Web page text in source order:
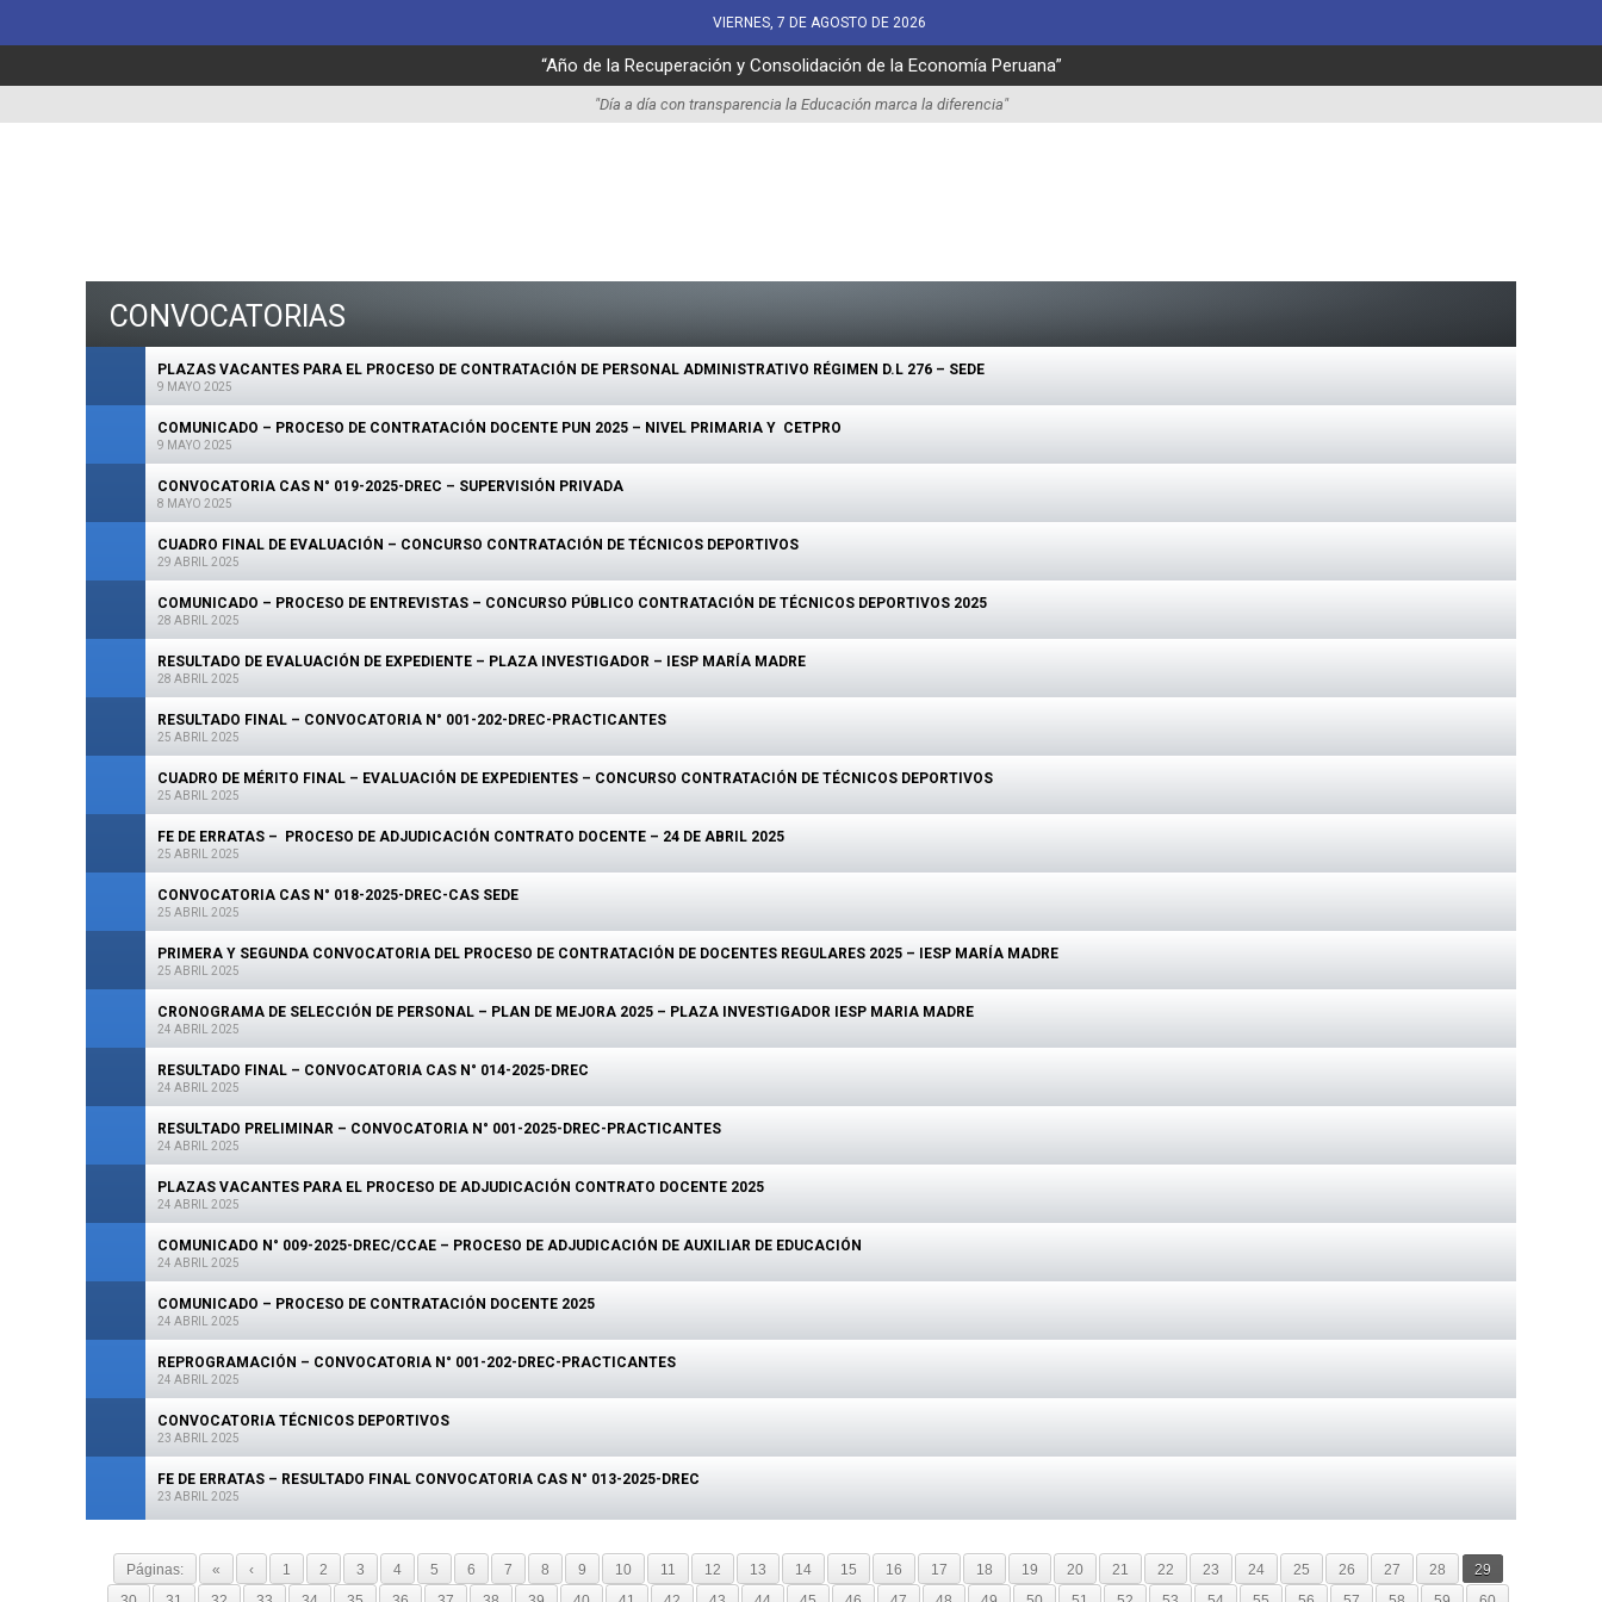
VIERNES, 7 DE AGOSTO DE 2026
“Año de la Recuperación y Consolidación de la Economía Peruana”
"Día a día con transparencia la Educación marca la diferencia"
CONVOCATORIAS
PLAZAS VACANTES PARA EL PROCESO DE CONTRATACIÓN DE PERSONAL ADMINISTRATIVO RÉGIMEN D.L 276 – SEDE
9 MAYO 2025
COMUNICADO – PROCESO DE CONTRATACIÓN DOCENTE PUN 2025 – NIVEL PRIMARIA Y CETPRO
9 MAYO 2025
CONVOCATORIA CAS N° 019-2025-DREC – SUPERVISIÓN PRIVADA
8 MAYO 2025
CUADRO FINAL DE EVALUACIÓN – CONCURSO CONTRATACIÓN DE TÉCNICOS DEPORTIVOS
29 ABRIL 2025
COMUNICADO – PROCESO DE ENTREVISTAS – CONCURSO PÚBLICO CONTRATACIÓN DE TÉCNICOS DEPORTIVOS 2025
28 ABRIL 2025
RESULTADO DE EVALUACIÓN DE EXPEDIENTE – PLAZA INVESTIGADOR – IESP MARÍA MADRE
28 ABRIL 2025
RESULTADO FINAL – CONVOCATORIA N° 001-202-DREC-PRACTICANTES
25 ABRIL 2025
CUADRO DE MÉRITO FINAL – EVALUACIÓN DE EXPEDIENTES – CONCURSO CONTRATACIÓN DE TÉCNICOS DEPORTIVOS
25 ABRIL 2025
FE DE ERRATAS – PROCESO DE ADJUDICACIÓN CONTRATO DOCENTE – 24 DE ABRIL 2025
25 ABRIL 2025
CONVOCATORIA CAS N° 018-2025-DREC-CAS SEDE
25 ABRIL 2025
PRIMERA Y SEGUNDA CONVOCATORIA DEL PROCESO DE CONTRATACIÓN DE DOCENTES REGULARES 2025 – IESP MARÍA MADRE
25 ABRIL 2025
CRONOGRAMA DE SELECCIÓN DE PERSONAL – PLAN DE MEJORA 2025 – PLAZA INVESTIGADOR IESP MARIA MADRE
24 ABRIL 2025
RESULTADO FINAL – CONVOCATORIA CAS N° 014-2025-DREC
24 ABRIL 2025
RESULTADO PRELIMINAR – CONVOCATORIA N° 001-2025-DREC-PRACTICANTES
24 ABRIL 2025
PLAZAS VACANTES PARA EL PROCESO DE ADJUDICACIÓN CONTRATO DOCENTE 2025
24 ABRIL 2025
COMUNICADO N° 009-2025-DREC/CCAE – PROCESO DE ADJUDICACIÓN DE AUXILIAR DE EDUCACIÓN
24 ABRIL 2025
COMUNICADO – PROCESO DE CONTRATACIÓN DOCENTE 2025
24 ABRIL 2025
REPROGRAMACIÓN – CONVOCATORIA N° 001-202-DREC-PRACTICANTES
24 ABRIL 2025
CONVOCATORIA TÉCNICOS DEPORTIVOS
23 ABRIL 2025
FE DE ERRATAS – RESULTADO FINAL CONVOCATORIA CAS N° 013-2025-DREC
23 ABRIL 2025
Páginas: « ‹ 1 2 3 4 5 6 7 8 9 10 11 12 13 14 15 16 17 18 19 20 21 22 23 24 25 26 27 28
29